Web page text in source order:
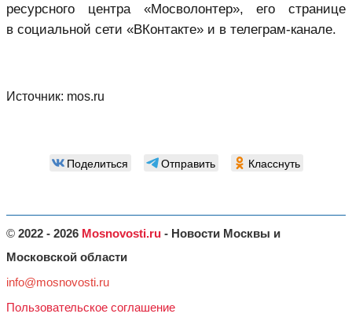
ресурсного центра «Мосволонтер», его странице
в социальной сети «ВКонтакте» и в телеграм-канале.
Источник: mos.ru
Поделиться Отправить Класснуть
© 2022 - 2026 Mosnovosti.ru - Новости Москвы и
Московской области
info@mosnovosti.ru
Пользовательское соглашение